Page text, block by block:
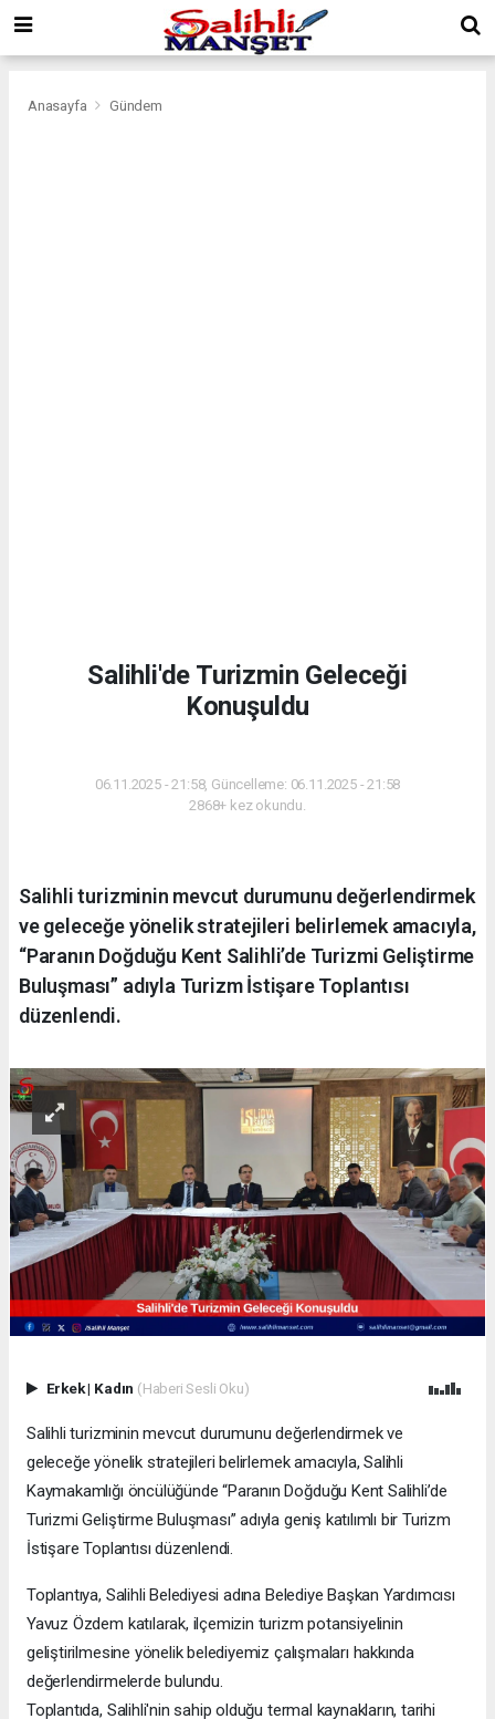
Anasayfa Gündem
Salihli'de Turizmin Geleceği
Konuşuldu
06.11.2025 - 21:58, Güncelleme: 06.11.2025 - 21:58
2868+ kez okundu.
Salihli turizminin mevcut durumunu değerlendirmek
ve geleceğe yönelik stratejileri belirlemek amacıyla,
“Paranın Doğduğu Kent Salihli’de Turizmi Geliştirme
Buluşması” adıyla Turizm İstişare Toplantısı
düzenlendi.
Erkek| Kadın (Haberi Sesli Oku)
Salihli turizminin mevcut durumunu değerlendirmek ve
geleceğe yönelik stratejileri belirlemek amacıyla, Salihli
Kaymakamlığı öncülüğünde “Paranın Doğduğu Kent Salihli’de
Turizmi Geliştirme Buluşması” adıyla geniş katılımlı bir Turizm
İstişare Toplantısı düzenlendi.
Toplantıya, Salihli Belediyesi adına Belediye Başkan Yardımcısı
Yavuz Özdem katılarak, ilçemizin turizm potansiyelinin
geliştirilmesine yönelik belediyemiz çalışmaları hakkında
değerlendirmelerde bulundu.
Toplantıda, Salihli'nin sahip olduğu termal kaynakların, tarihi